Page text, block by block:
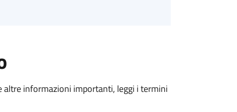
altre informazioni importanti, leggi i termini